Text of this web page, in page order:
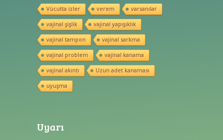
Vücutta izler verem varsanılar
vajinal şişlik vajinal yapışıklık
vajinal tampon vajinal sarkma
vajinal problem vajinal kanama
vajinal akıntı Uzun adet kanaması
uyuşma
Uyarı